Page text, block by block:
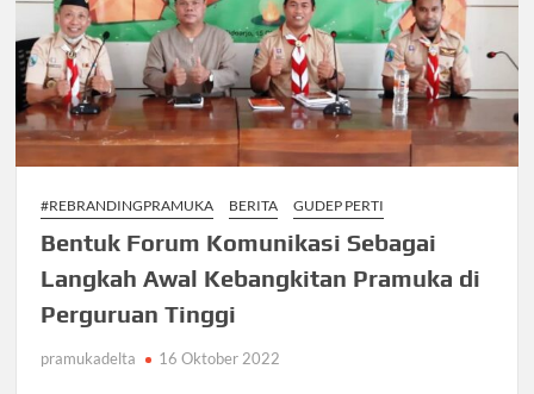
#REBRANDINGPRAMUKA BERITA GUDEP PERTI
Bentuk Forum Komunikasi Sebagai
Langkah Awal Kebangkitan Pramuka di
Perguruan Tinggi
pramukadelta 16 Oktober 2022